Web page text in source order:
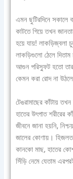
এমন ছুটিরদিনে সকালে
কাটতে গিয়ে তখন
হয়ে যায়! লাকড়িজ্বলা
লাকড়িগুলো ঠেলে
আগুন পরিস্ফুট হতো তার
কেমন করা রোদ না
টেঙরামাছের কাঁটায়
হাতের উৎপাত শরীরের
জীবনে জানা হয়নি,
জালের কোণায়।
কানকো মাছ, হাতের
সিঁড়ি নেমে যেতাম